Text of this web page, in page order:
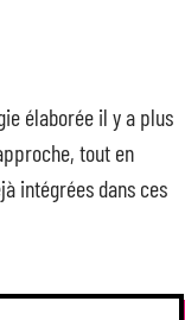
élaborée il y a plus
tout en
intégrées dans ces